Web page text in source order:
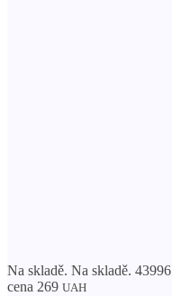
Na skladě. Na skladě. 43996
cena 269 UAH